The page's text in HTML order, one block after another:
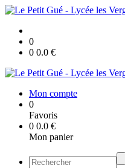
0
0 0.0 €
Mon compte
0
Favoris
0 0.0 €
Mon panier